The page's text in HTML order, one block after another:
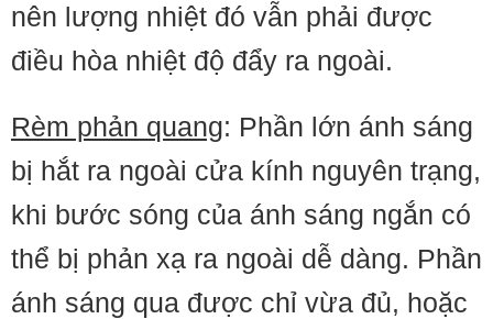
nên lượng nhiệt đó vẫn phải được
điều hòa nhiệt độ đẩy ra ngoài.
Rèm phản quang: Phần lớn ánh sáng
bị hắt ra ngoài cửa kính nguyên trạng,
khi bước sóng của ánh sáng ngắn có
thể bị phản xạ ra ngoài dễ dàng. Phần
ánh sáng qua được chỉ vừa đủ, hoặc